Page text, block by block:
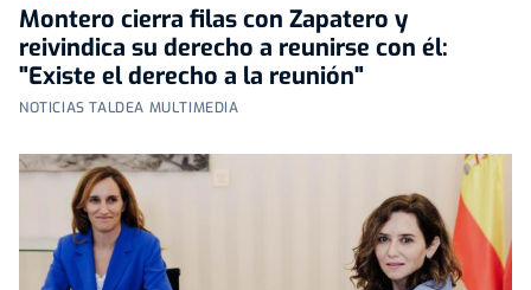
Montero cierra filas con Zapatero y
reivindica su derecho a reunirse con él:
"Existe el derecho a la reunión"
NOTICIAS TALDEA MULTIMEDIA